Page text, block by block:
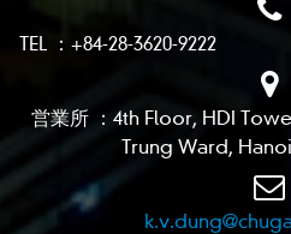
TEL ：+84-28-3620-9222
営業所 ：4th Floor, HDI
Trung Ward,